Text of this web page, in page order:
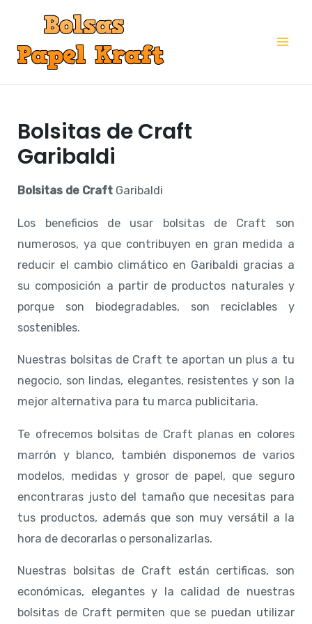
contenido
Bolsitas de Craft
Garibaldi
Bolsitas de Craft Garibaldi
Los beneficios de usar bolsitas de Craft son
numerosos, ya que contribuyen en gran medida a
reducir el cambio climático en Garibaldi gracias a
su composición a partir de productos naturales y
porque son biodegradables, son reciclables y
sostenibles.
Nuestras bolsitas de Craft te aportan un plus a tu
negocio, son lindas, elegantes, resistentes y son la
mejor alternativa para tu marca publicitaria.
Te ofrecemos bolsitas de Craft planas en colores
marrón y blanco, también disponemos de varios
modelos, medidas y grosor de papel, que seguro
encontraras justo del tamaño que necesitas para
tus productos, además que son muy versátil a la
hora de decorarlas o personalizarlas.
Nuestras bolsitas de Craft están certificas, son
económicas, elegantes y la calidad de nuestras
bolsitas de Craft permiten que se puedan utilizar